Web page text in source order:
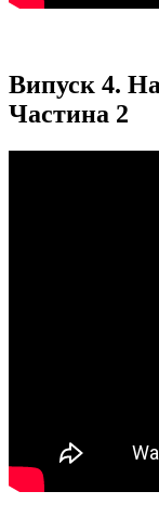
Випуск 4.
Частина 2